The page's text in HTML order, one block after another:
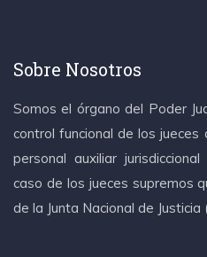
Sobre Nosotros
Somos el órgano del Poder
control funcional de los
personal auxiliar
caso de los jueces supremos
de la Junta Nacional de Justicia